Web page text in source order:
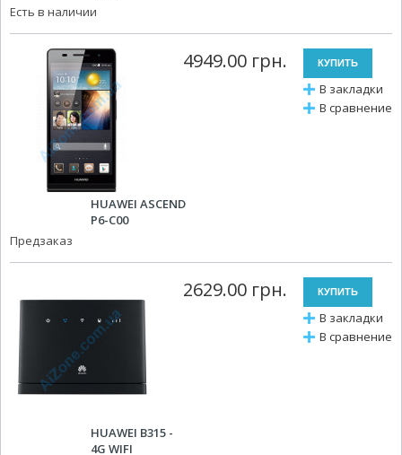
Есть в наличии
В закладки
В сравнение
4949.00 грн.
HUAWEI ASCEND
P6-C00
Предзаказ
В закладки
В сравнение
2629.00 грн.
HUAWEI B315 -
4G WIFI